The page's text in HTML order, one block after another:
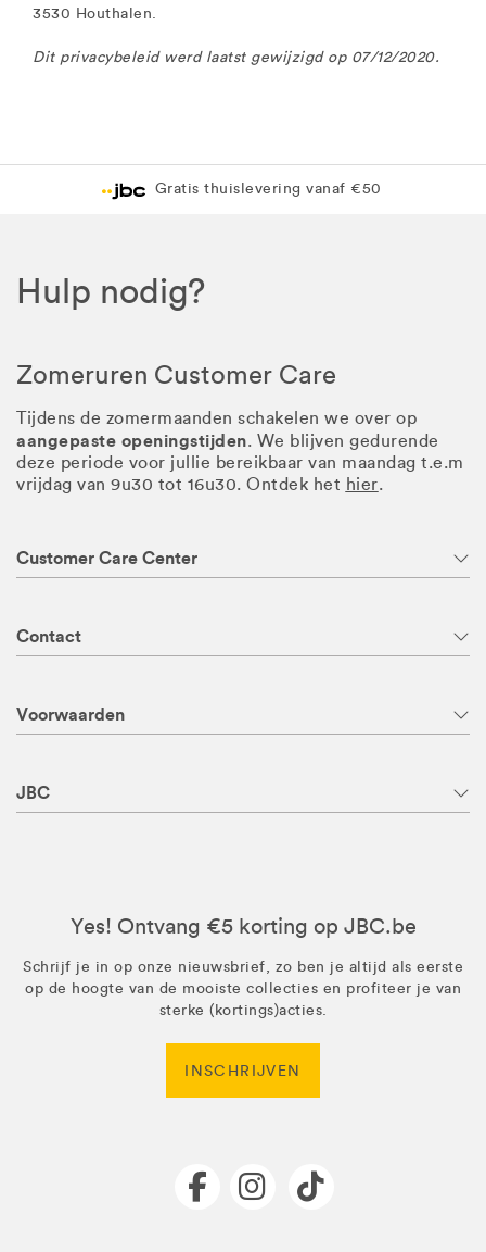
3530 Houthalen.
Dit privacybeleid werd laatst gewijzigd op 07/12/2020.
Gratis thuislevering vanaf €50
Hulp nodig?
Zomeruren Customer Care
Tijdens de zomermaanden schakelen we over op
aangepaste openingstijden. We blijven gedurende
deze periode voor jullie bereikbaar van maandag t.e.m
vrijdag van 9u30 tot 16u30. Ontdek het hier.
Customer Care Center
Contact
Voorwaarden
JBC
Yes! Ontvang €5 korting op JBC.be
Schrijf je in op onze nieuwsbrief, zo ben je altijd als eerste
op de hoogte van de mooiste collecties en profiteer je van
sterke (kortings)acties.
INSCHRIJVEN